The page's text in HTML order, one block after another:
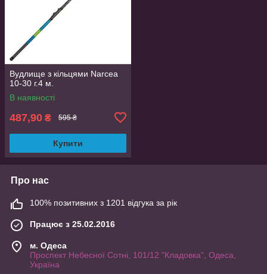
Вудлище з кільцями Narcea
10-30 г.4 м.
В наявності
487,90 ₴ 595 ₴
Купити
Про нас
100% позитивних з 1201 відгука за рік
Працює з 25.02.2016
м. Одеса
Проспект Небесної Сотні, 101/12 "Кладовка", Одеса,
Україна